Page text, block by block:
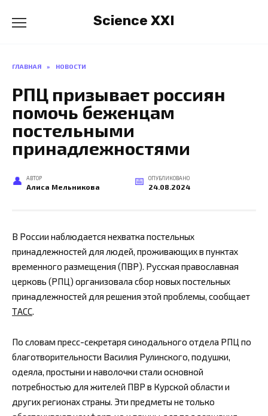
содержанию
Science XXI
ГЛАВНАЯ » НОВОСТИ
РПЦ призывает россиян
помочь беженцам
постельными
принадлежностями
АВТОР
Алиса Мельникова
ОПУБЛИКОВАНО
24.08.2024
В России наблюдается нехватка постельных
принадлежностей для людей, проживающих в пунктах
временного размещения (ПВР). Русская православная
церковь (РПЦ) организовала сбор новых постельных
принадлежностей для решения этой проблемы, сообщает
ТАСС.
По словам пресс-секретаря синодального отдела РПЦ по
благотворительности Василия Рулинского, подушки,
одеяла, простыни и наволочки стали основной
потребностью для жителей ПВР в Курской области и
других регионах страны. Эти предметы не только